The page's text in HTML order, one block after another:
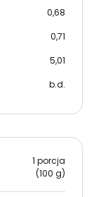
0,68
0,71
5,01
b.d.
1 porcja
(100 g)